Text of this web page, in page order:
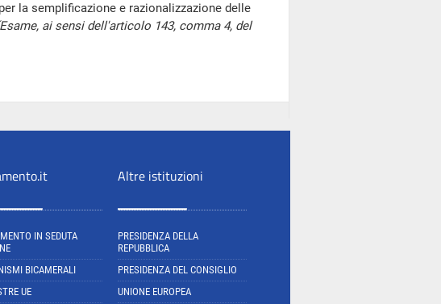
la semplificazione e razionalizzazione delle
ai sensi dell'articolo 143, comma 4, del
IN SEDUTA
BICAMERALI
UE
Altre istituzioni
PRESIDENZA DELLA
REPUBBLICA
PRESIDENZA DEL CONSIGLIO
UNIONE EUROPEA